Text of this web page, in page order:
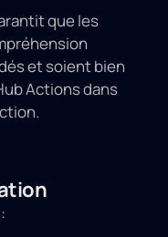
que les
et soient bien
Actions dans